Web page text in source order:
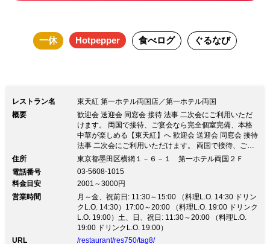
一休 Hotpepper 食べログ ぐるなび
レストラン名
東天紅 第一ホテル両国店／第一ホテル両国
概要
歓迎会 送迎会 同窓会 接待 法事 二次会にご利用いただ
けます。 両国で接待、ご宴会なら完全個室完備、本格
中華が楽しめる【東天紅】へ 歓迎会 送迎会 同窓会 接待
法事 二次会にご利用いただけます。 両国で接待、ご宴
会なら完全個室完備、本格中華が楽しめる【東天紅】へ
食、宴会・パーティーなど、 各種シーンでご利用いた
だける【６～50名様の各種個室】をご用意しておりま
す。 くつろぎと味わいのひとときをお過ごし下さい。
▼幹事様も安心な好アクセス 駐車場完備、大江戸線両
国駅から徒歩1分です。 ご宴会、接待、同窓会などにも
解りやすく、安心してご利用いただけます。 ▼最高な
ロケーション 国技館での大相撲や江戸東京博物館、東
住所
東京都墨田区横網１－６－１ 第一ホテル両国２Ｆ
電話番号
03-5608-1015
料金目安
2001～3000円
営業時間
月～金、祝前日: 11:30～15:00 （料理L.O. 14:30 ドリン
クL.O. 14:30）17:00～20:00 （料理L.O. 19:00 ドリンク
L.O. 19:00）土、日、祝日: 11:30～20:00 （料理L.O.
19:00 ドリンクL.O. 19:00）
URL
/restaurant/res750/tag8/